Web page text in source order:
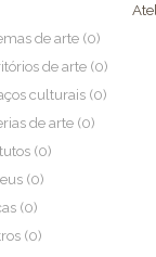
de arte (0)
de arte (0)
culturais (0)
de arte (0)
(0)
(0)
(0)
(0)